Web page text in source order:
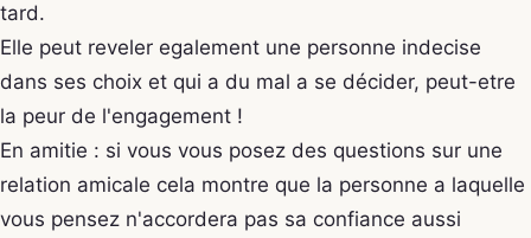
tard.
Elle peut reveler egalement une personne indecise
dans ses choix et qui a du mal a se décider, peut-etre
la peur de l'engagement !
En amitie : si vous vous posez des questions sur une
relation amicale cela montre que la personne a laquelle
vous pensez n'accordera pas sa confiance aussi